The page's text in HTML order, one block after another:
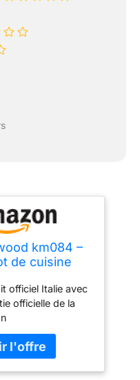
km084 –
de cuisine
officiel Italie avec
officielle de la